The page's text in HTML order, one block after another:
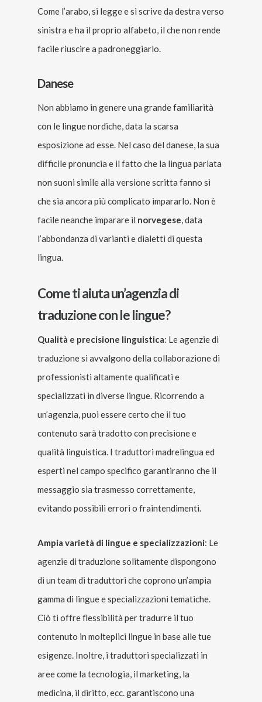
Come l’arabo, si legge e si scrive da destra verso
sinistra e ha il proprio alfabeto, il che non rende
facile riuscire a padroneggiarlo.
Danese
Non abbiamo in genere una grande familiarità
con le lingue nordiche, data la scarsa
esposizione ad esse. Nel caso del danese, la sua
difficile pronuncia e il fatto che la lingua parlata
non suoni simile alla versione scritta fanno sì
che sia ancora più complicato impararlo. Non è
facile neanche imparare il norvegese, data
l’abbondanza di varianti e dialetti di questa
lingua.
Come ti aiuta un’agenzia di
traduzione con le lingue?
Qualità e precisione linguistica: Le agenzie di
traduzione si avvalgono della collaborazione di
professionisti altamente qualificati e
specializzati in diverse lingue. Ricorrendo a
un’agenzia, puoi essere certo che il tuo
contenuto sarà tradotto con precisione e
qualità linguistica. I traduttori madrelingua ed
esperti nel campo specifico garantiranno che il
messaggio sia trasmesso correttamente,
evitando possibili errori o fraintendimenti.
Ampia varietà di lingue e specializzazioni: Le
agenzie di traduzione solitamente dispongono
di un team di traduttori che coprono un’ampia
gamma di lingue e specializzazioni tematiche.
Ciò ti offre flessibilità per tradurre il tuo
contenuto in molteplici lingue in base alle tue
esigenze. Inoltre, i traduttori specializzati in
aree come la tecnologia, il marketing, la
medicina, il diritto, ecc. garantiscono una